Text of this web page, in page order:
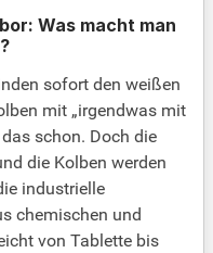
Was macht man
sofort den weißen
mit „irgendwas mit
schon. Doch die
die Kolben werden
industrielle
chemischen und
von Tablette bis